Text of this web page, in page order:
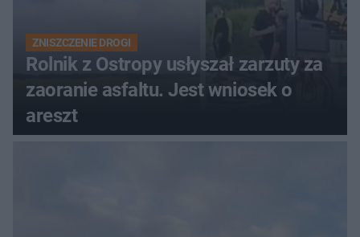
ZNISZCZENIE DROGI
Rolnik z Ostropy usłyszał zarzuty za
zaoranie asfaltu. Jest wniosek o
areszt